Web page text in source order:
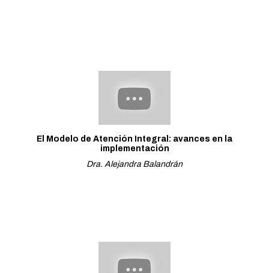
El Modelo de Atención Integral: avances en la
implementación
Dra. Alejandra Balandrán